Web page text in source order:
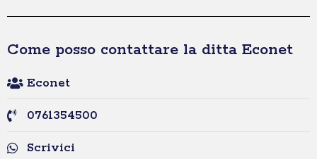
Come posso contattare la ditta Econet
Econet
0761354500
Scrivici